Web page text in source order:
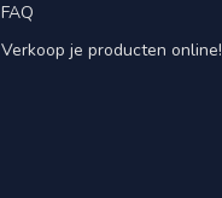
FAQ
Verkoop je producten online!